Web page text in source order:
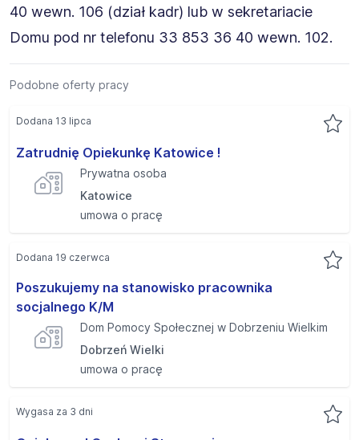
40 wewn. 106 (dział kadr) lub w sekretariacie
Domu pod nr telefonu 33 853 36 40 wewn. 102.
Podobne oferty pracy
Zatrudnię Opiekunkę Katowice !
Prywatna osoba
Katowice
umowa o pracę
Dodana 13 lipca
Poszukujemy na stanowisko pracownika
socjalnego K/M
Dom Pomocy Społecznej w Dobrzeniu Wielkim
Dobrzeń Wielki
umowa o pracę
Dodana 19 czerwca
Wygasa za 3 dni